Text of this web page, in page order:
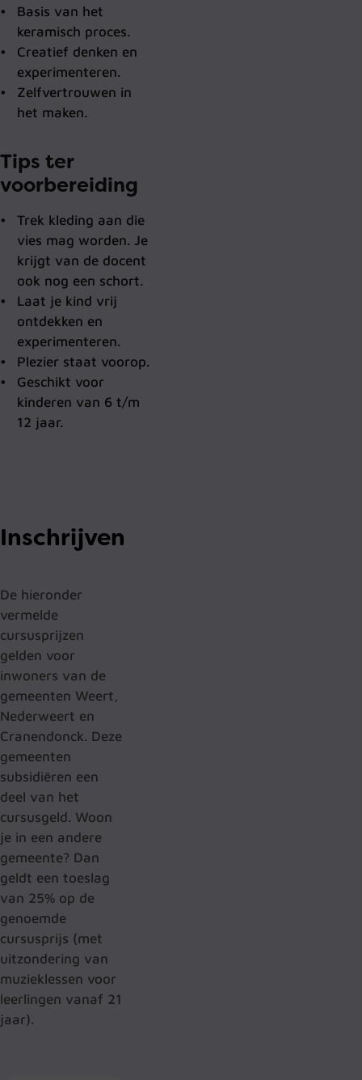
Basis van het
keramisch proces.
Creatief denken en
experimenteren.
Zelfvertrouwen in
het maken.
Tips ter
voorbereiding
Trek kleding aan die
vies mag worden. Je
krijgt van de docent
ook nog een schort.
Laat je kind vrij
ontdekken en
experimenteren.
Plezier staat voorop.
Geschikt voor
kinderen van 6 t/m
12 jaar.
Inschrijven
De hieronder
vermelde
cursusprijzen
gelden voor
inwoners van de
gemeenten Weert,
Nederweert en
Cranendonck. Deze
gemeenten
subsidiëren een
deel van het
cursusgeld. Woon
je in een andere
gemeente? Dan
geldt een toeslag
van 25% op de
genoemde
cursusprijs (met
uitzondering van
muzieklessen voor
leerlingen vanaf 21
jaar).